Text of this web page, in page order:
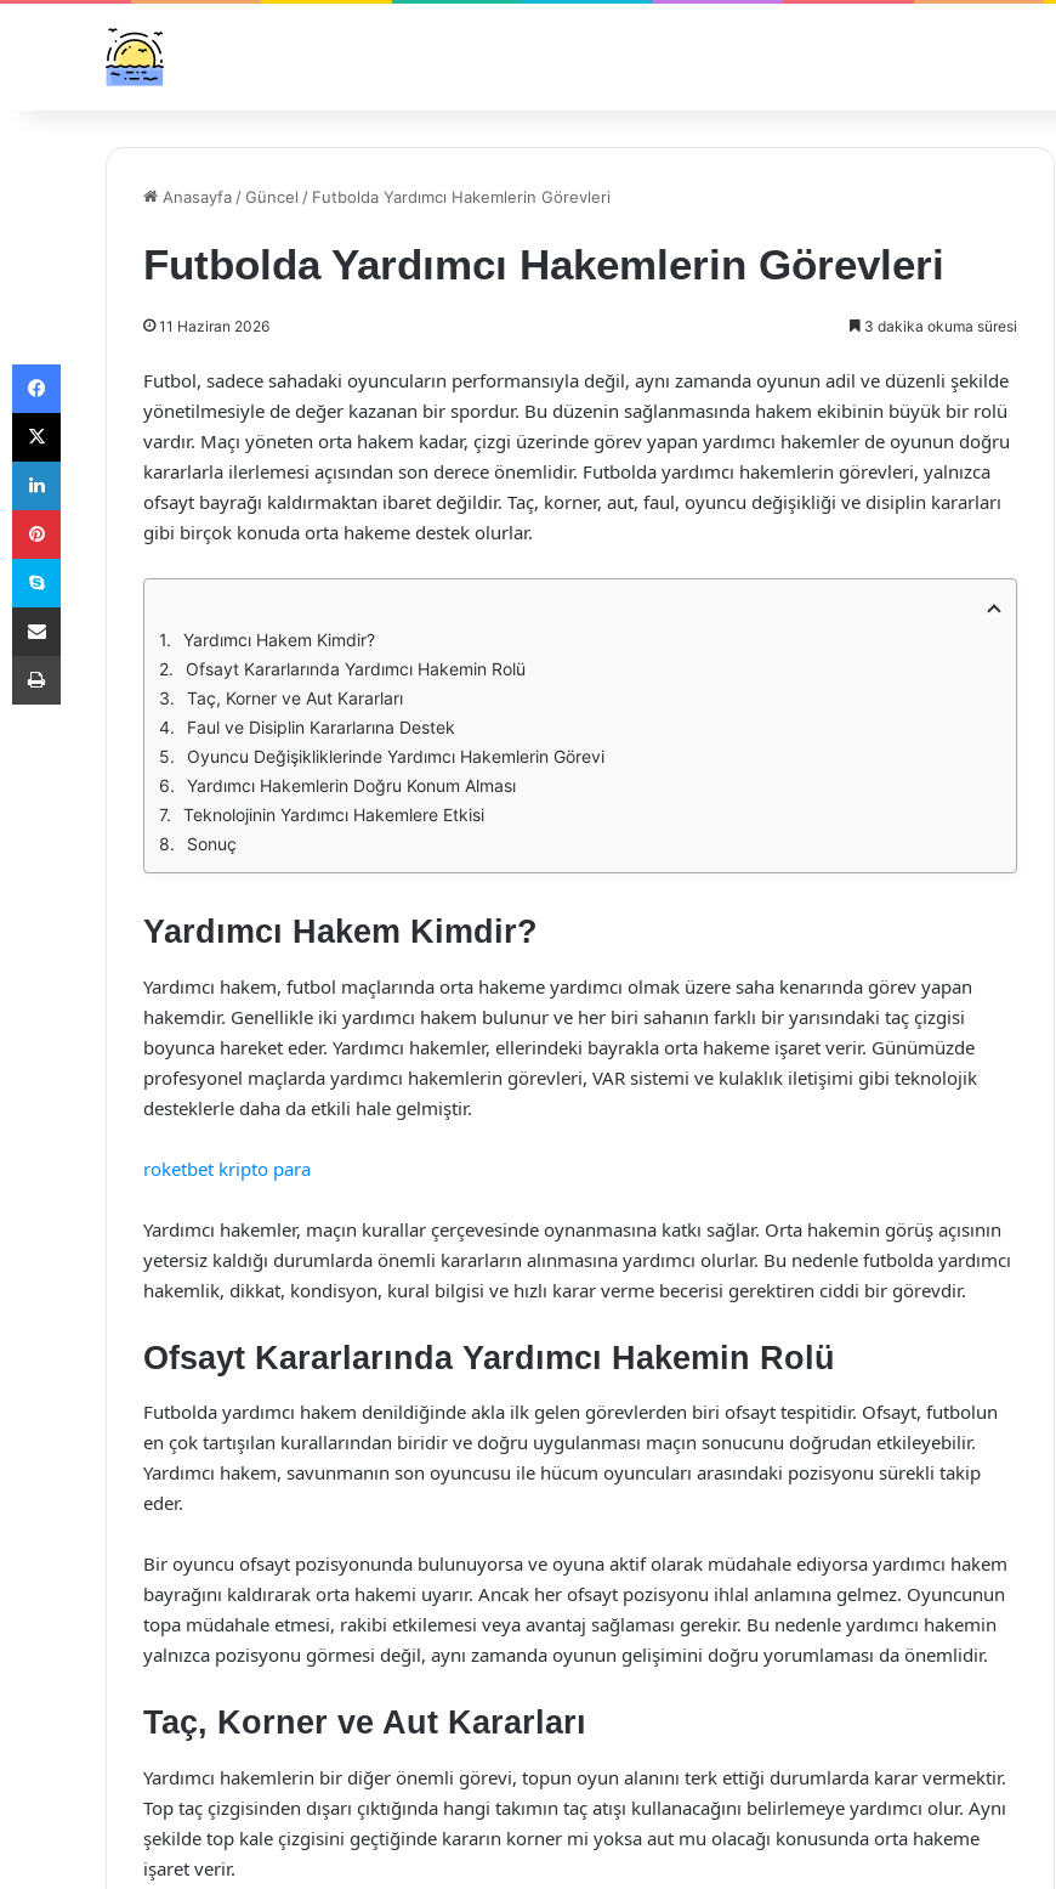
Anasayfa /Güncel / Futbolda Yardımcı Hakemlerin Görevleri
Futbolda Yardımcı Hakemlerin Görevleri
11 Haziran 2026 3 dakika okuma süresi
Futbol, sadece sahadaki oyuncuların performansıyla değil, aynı zamanda oyunun adil ve düzenli şekilde
yönetilmesiyle de değer kazanan bir spordur. Bu düzenin sağlanmasında hakem ekibinin büyük bir rolü
vardır. Maçı yöneten orta hakem kadar, çizgi üzerinde görev yapan yardımcı hakemler de oyunun doğru
kararlarla ilerlemesi açısından son derece önemlidir. Futbolda yardımcı hakemlerin görevleri, yalnızca
ofsayt bayrağı kaldırmaktan ibaret değildir. Taç, korner, aut, faul, oyuncu değişikliği ve disiplin kararları
gibi birçok konuda orta hakeme destek olurlar.
Yardımcı Hakem Kimdir?
Ofsayt Kararlarında Yardımcı Hakemin Rolü
Taç, Korner ve Aut Kararları
Faul ve Disiplin Kararlarına Destek
Oyuncu Değişikliklerinde Yardımcı Hakemlerin Görevi
Yardımcı Hakemlerin Doğru Konum Alması
Teknolojinin Yardımcı Hakemlere Etkisi
Sonuç
Yardımcı Hakem Kimdir?
Yardımcı hakem, futbol maçlarında orta hakeme yardımcı olmak üzere saha kenarında görev yapan
hakemdir. Genellikle iki yardımcı hakem bulunur ve her biri sahanın farklı bir yarısındaki taç çizgisi
boyunca hareket eder. Yardımcı hakemler, ellerindeki bayrakla orta hakeme işaret verir. Günümüzde
profesyonel maçlarda yardımcı hakemlerin görevleri, VAR sistemi ve kulaklık iletişimi gibi teknolojik
desteklerle daha da etkili hale gelmiştir.
roketbet kripto para
Yardımcı hakemler, maçın kurallar çerçevesinde oynanmasına katkı sağlar. Orta hakemin görüş açısının
yetersiz kaldığı durumlarda önemli kararların alınmasına yardımcı olurlar. Bu nedenle futbolda yardımcı
hakemlik, dikkat, kondisyon, kural bilgisi ve hızlı karar verme becerisi gerektiren ciddi bir görevdir.
Ofsayt Kararlarında Yardımcı Hakemin Rolü
Futbolda yardımcı hakem denildiğinde akla ilk gelen görevlerden biri ofsayt tespitidir. Ofsayt, futbolun
en çok tartışılan kurallarından biridir ve doğru uygulanması maçın sonucunu doğrudan etkileyebilir.
Yardımcı hakem, savunmanın son oyuncusu ile hücum oyuncuları arasındaki pozisyonu sürekli takip
eder.
Bir oyuncu ofsayt pozisyonunda bulunuyorsa ve oyuna aktif olarak müdahale ediyorsa yardımcı hakem
bayrağını kaldırarak orta hakemi uyarır. Ancak her ofsayt pozisyonu ihlal anlamına gelmez. Oyuncunun
topa müdahale etmesi, rakibi etkilemesi veya avantaj sağlaması gerekir. Bu nedenle yardımcı hakemin
yalnızca pozisyonu görmesi değil, aynı zamanda oyunun gelişimini doğru yorumlaması da önemlidir.
Taç, Korner ve Aut Kararları
Yardımcı hakemlerin bir diğer önemli görevi, topun oyun alanını terk ettiği durumlarda karar vermektir.
Top taç çizgisinden dışarı çıktığında hangi takımın taç atışı kullanacağını belirlemeye yardımcı olur. Aynı
şekilde top kale çizgisini geçtiğinde kararın korner mi yoksa aut mu olacağı konusunda orta hakeme
işaret verir.
Facebook
X
LinkedIn
Pinterest
Skype
E-Posta ile paylaş